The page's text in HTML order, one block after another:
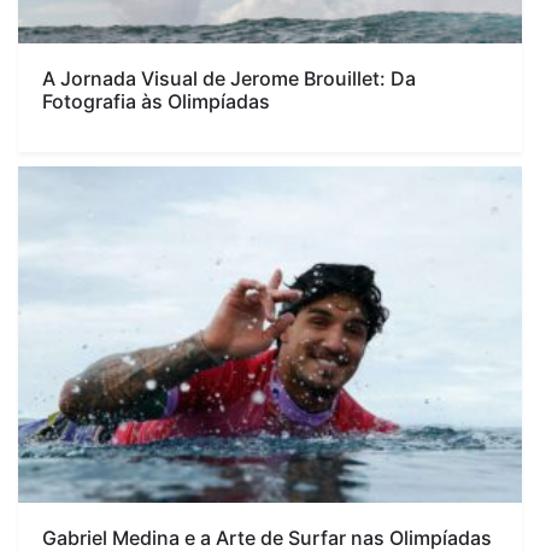
A Jornada Visual de Jerome Brouillet: Da
Fotografia às Olimpíadas
Gabriel Medina e a Arte de Surfar nas Olimpíadas